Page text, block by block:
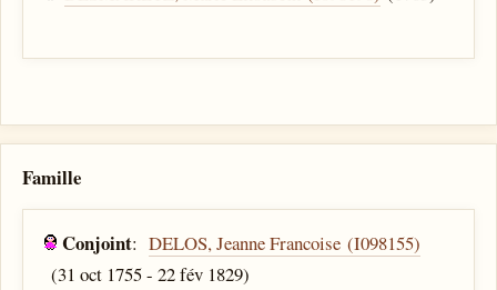
Famille
Conjoint:DELOS, Jeanne Francoise (I098155)
(31 oct 1755 - 22 fév 1829)